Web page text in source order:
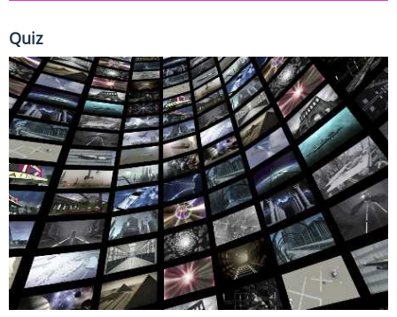
Quiz